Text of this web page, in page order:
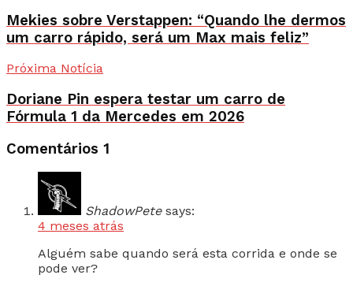
Mekies sobre Verstappen: “Quando lhe dermos
um carro rápido, será um Max mais feliz”
Próxima Notícia
Doriane Pin espera testar um carro de
Fórmula 1 da Mercedes em 2026
Comentários 1
ShadowPete says:
4 meses atrás
Alguém sabe quando será esta corrida e onde se
pode ver?